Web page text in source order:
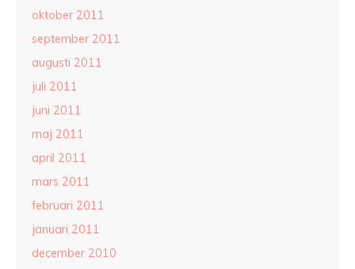
oktober 2011
september 2011
augusti 2011
juli 2011
juni 2011
maj 2011
april 2011
mars 2011
februari 2011
januari 2011
december 2010